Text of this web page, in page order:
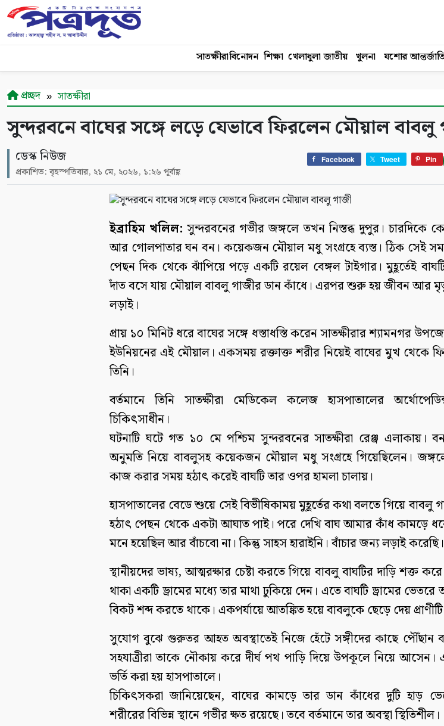
সাতক্ষীরাবিনোদন শিক্ষা খেলাধুলা জাতীয় খুলনা যশোর
প্রচ্ছদ সাতক্ষীরা
সুন্দরবনে বাঘের সঙ্গে লড়ে যেভাবে ফিরলেন মৌয়াল বাবলু
ডেস্ক নিউজ
প্রকাশিত: বৃহস্পতিবার, ২১ মে, ২০২৬, ১:২৬ পূর্বাহ্ণ
Facebook Tweet Pin
ইব্রাহিম খলিল: সুন্দরবনের গভীর জঙ্গলে তখন নিস্তব্ধ দুপুর। চারদিকে
আর গোলপাতার ঘন বন। কয়েকজন মৌয়াল মধু সংগ্রহে ব্যস্ত। ঠিক সেই
পেছন দিক থেকে ঝাঁপিয়ে পড়ে একটি রয়েল বেঙ্গল টাইগার। মুহূর্তেই
দাঁত বসে যায় মৌয়াল বাবলু গাজীর ডান কাঁধে। এরপর শুরু হয় জীবন আর
লড়াই।
প্রায় ১০ মিনিট ধরে বাঘের সঙ্গে ধস্তাধস্তি করেন সাতক্ষীরার শ্যামনগর
ইউনিয়নের এই মৌয়াল। একসময় রক্তাক্ত শরীর নিয়েই বাঘের মুখ থেকে
তিনি।
বর্তমানে তিনি সাতক্ষীরা মেডিকেল কলেজ হাসপাতালের
চিকিৎসাধীন।
ঘটনাটি ঘটে গত ১০ মে পশ্চিম সুন্দরবনের সাতক্ষীরা রেঞ্জ এলাকায়।
অনুমতি নিয়ে বাবলুসহ কয়েকজন মৌয়াল মধু সংগ্রহে গিয়েছিলেন।
কাজ করার সময় হঠাৎ করেই বাঘটি তার ওপর হামলা চালায়।
হাসপাতালের বেডে শুয়ে সেই বিভীষিকাময় মুহূর্তের কথা বলতে গিয়ে বাবলু
হঠাৎ পেছন থেকে একটা আঘাত পাই। পরে দেখি বাঘ আমার কাঁধ কামড়ে
মনে হয়েছিল আর বাঁচবো না। কিন্তু সাহস হারাইনি। বাঁচার জন্য লড়াই করেছি।
স্থানীয়দের ভাষ্য, আত্মরক্ষার চেষ্টা করতে গিয়ে বাবলু বাঘটির দাড়ি শক্ত
থাকা একটি ড্রামের মধ্যে তার মাথা ঢুকিয়ে দেন। এতে বাঘটি ড্রামের
বিকট শব্দ করতে থাকে। একপর্যায়ে আতঙ্কিত হয়ে বাবলুকে ছেড়ে দেয়
সুযোগ বুঝে গুরুতর আহত অবস্থাতেই নিজে হেঁটে সঙ্গীদের কাছে পৌঁছান
সহযাত্রীরা তাকে নৌকায় করে দীর্ঘ পথ পাড়ি দিয়ে উপকূলে নিয়ে
ভর্তি করা হয় হাসপাতালে।
চিকিৎসকরা জানিয়েছেন, বাঘের কামড়ে তার ডান কাঁধের দুটি হাড়
শরীরের বিভিন্ন স্থানে গভীর ক্ষত রয়েছে। তবে বর্তমানে তার অবস্থা স্থিতিশীল।